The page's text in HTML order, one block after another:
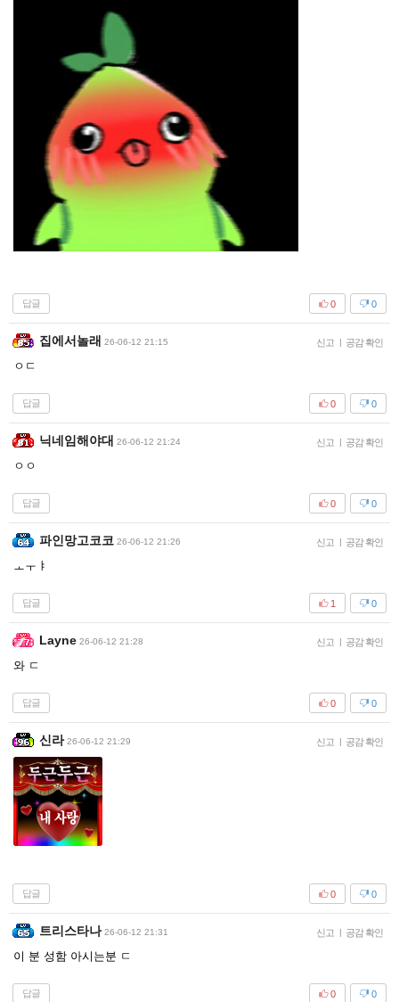
답글 0
0
집에서놀래 26-06-12 21:15 신고 공감 확인
ㅇㄷ
답글 0
0
닉네임해야대 26-06-12 21:24 신고 공감 확인
ㅇㅇ
답글 0
0
파인망고코코 26-06-12 21:26 신고 공감 확인
ㅗㅜㅑ
답글 0
1
Layne 26-06-12 21:28 신고 공감 확인
와 ㄷ
답글 0
0
신라 26-06-12 21:29 신고 공감 확인
답글 0
0
트리스타나 26-06-12 21:31 신고 공감 확인
이 분 성함 아시는분 ㄷ
답글 0
0